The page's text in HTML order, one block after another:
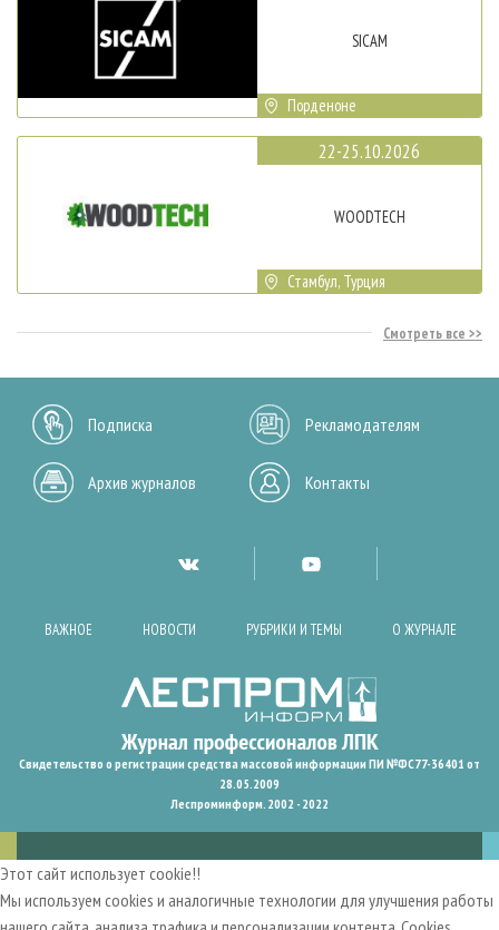
SICAM
Порденоне
22-25.10.2026
WOODTECH
Стамбул, Турция
Смотреть все
Подписка Рекламодателям
Архив журналов Контакты
ВАЖНОЕ НОВОСТИ РУБРИКИ И ТЕМЫ О ЖУРНАЛЕ
Свидетельство о регистрации средства массовой информации ПИ №ФС77-36401 от
28.05.2009
Леспроминформ. 2002 - 2022
Этот сайт использует cookie!!
Мы используем cookies и аналогичные технологии для улучшения работы